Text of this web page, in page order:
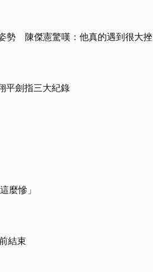
勢 陳傑憲驚嘆：他真的遇到很大挫
平劍指三大紀錄
麼慘」
結束